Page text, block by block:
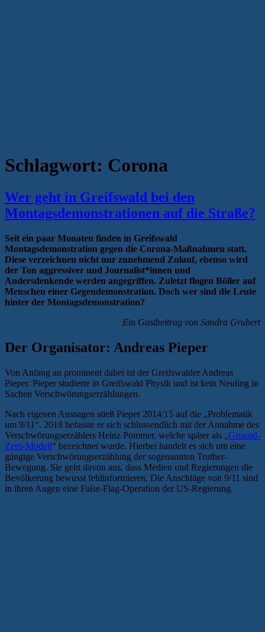
Schlagwort: Corona
Wer geht in Greifswald bei den
Montagsdemonstrationen auf die Straße?
Seit ein paar Monaten finden in Greifswald
Montagsdemonstration gegen die Corona-Maßnahmen statt.
Diese verzeichnen nicht nur zunehmend Zulauf, ebenso wird
der Ton aggressiver und Journalist*innen und
Andersdenkende werden angegriffen. Zuletzt flogen Böller auf
Menschen einer Gegendemonstration. Doch wer sind die Leute
hinter der Montagsdemonstration?
Ein Gastbeitrag von Sandra Grubert
Der Organisator: Andreas Pieper
Von Anfang an prominent dabei ist der Greifswalder Andreas
Pieper. Pieper studierte in Greifswald Physik und ist kein Neuling in
Sachen Verschwörungserzählungen.
Nach eigenen Aussagen stieß Pieper 2014/15 auf die „Problematik
um 9/11“. 2018 befasste er sich schlussendlich mit der Annahme des
Verschwörungserzählers Heinz Pommer, welche später als „Ground-
Zero-Modell“ bezeichnet wurde. Hierbei handelt es sich um eine
gängige Verschwörungserzählung der sogenannten Truther-
Bewegung. Sie geht davon aus, dass Medien und Regierungen die
Bevölkerung bewusst fehlinformieren. Die Anschläge von 9/11 sind
in ihren Augen eine False-Flag-Operation der US-Regierung.